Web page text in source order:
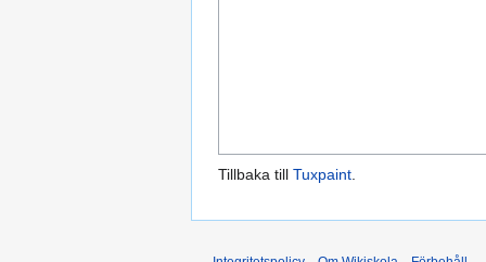
Tillbaka till Tuxpaint